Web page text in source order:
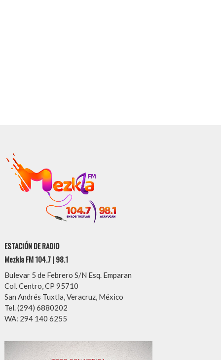
ESTACIÓN DE RADIO
Mezkla FM 104.7 | 98.1
Bulevar 5 de Febrero S/N Esq. Emparan
Col. Centro, CP 95710
San Andrés Tuxtla, Veracruz, México
Tel. (294) 6880202
WA: 294 140 6255